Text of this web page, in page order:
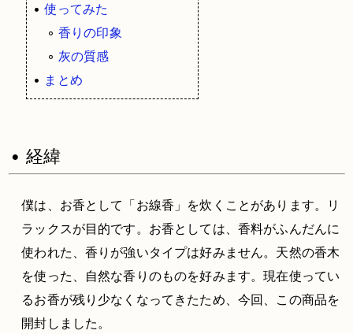
•使ってみた
◦ 香りの印象
◦ 灰の質感
• まとめ
• 経緯
僕は、お香として「お線香」を炊くことがあります。リ
ラックスが目的です。お香としては、香料がふんだんに
使われた、香りが強いタイプは好みません。天然の香木
を使った、自然な香りのものを好みます。現在使ってい
るお香が残り少なくなってきたため、今回、この商品を
開封しました。